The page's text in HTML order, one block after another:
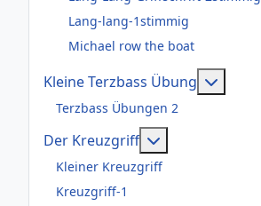
Lang-lang-1stimmig
Michael row the boat
Kleine Terzbass Übung
Terzbass Übungen 2
Der Kreuzgriff
Kleiner Kreuzgriff
Kreuzgriff-1